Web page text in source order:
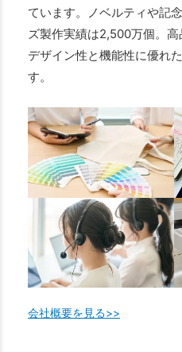
ています。ノベルティや記
ズ製作実績は2,500万個。高
デザイン性と機能性に優れ
す。
会社概要を見る>>